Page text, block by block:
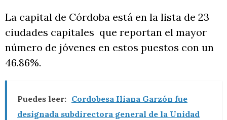
La capital de Córdoba está en la lista de 23
ciudades capitales que reportan el mayor
número de jóvenes en estos puestos con un
46.86%.
Puedes leer: Cordobesa Iliana Garzón fue
designada subdirectora general de la Unidad